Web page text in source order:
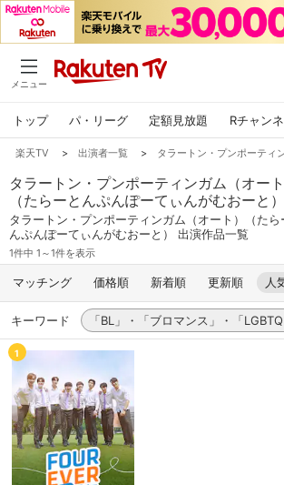
メニュー
トップ パ・リーグ 定額見放題 Rチャン
楽天TV > 出演者一覧 > タラートン・プンポーティ
タラートン・プンポーティンガム（オート
（たらーとんぷんぽーてぃんがむおーと）
タラートン・プンポーティンガム（オート）（たら
んぷんぽーてぃんがむおーと） 出演作品一覧
1件中 1～1件を表示
マッチング 価格順 新着順 更新順 人
キーワード 「BL」・「ブロマンス」・「
1